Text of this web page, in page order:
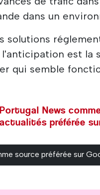
dans un
solutions
l'anticipation est la
qui semble
News
préférée
source préférée sur